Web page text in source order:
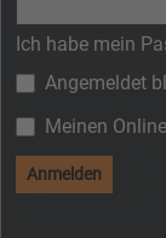
Ich habe mein
Angemeldet
Meinen